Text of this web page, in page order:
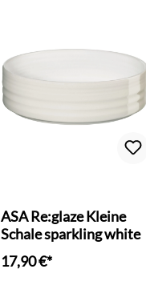
ASA Re:glaze Kleine
Schale sparkling white
17,90 €*